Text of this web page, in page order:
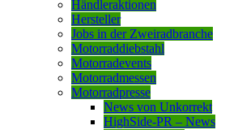
Händleraktionen
Hersteller
Jobs in der Zweiradbranche
Motorraddiebstahl
Motorradevents
Motorradmessen
Motorradpresse
News von Unkorrekt
HighSide-PR – News